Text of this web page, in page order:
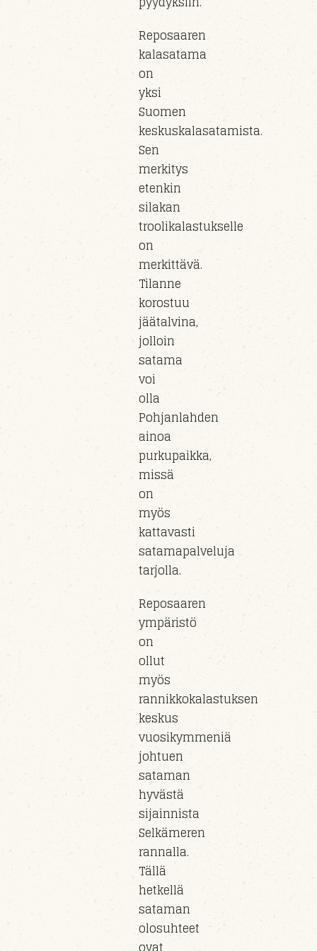
Reposaaren
kalasatama
on
yksi
Suomen
keskuskalasatamista.
Sen
merkitys
etenkin
silakan
troolikalastukselle
on
merkittävä.
Tilanne
korostuu
jäätalvina,
jolloin
satama
voi
olla
Pohjanlahden
ainoa
purkupaikka,
missä
on
myös
kattavasti
satamapalveluja
tarjolla.
Reposaaren
ympäristö
on
ollut
myös
rannikkokalastuksen
keskus
vuosikymmeniä
johtuen
sataman
hyvästä
sijainnista
Selkämeren
rannalla.
Tällä
hetkellä
sataman
olosuhteet